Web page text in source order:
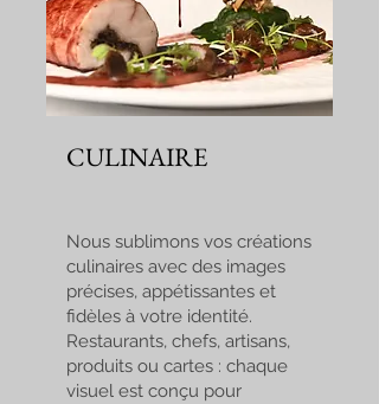
CULINAIRE
Nous sublimons vos créations
culinaires avec des images
précises, appétissantes et
fidèles à votre identité.
Restaurants, chefs, artisans,
produits ou cartes : chaque
visuel est conçu pour